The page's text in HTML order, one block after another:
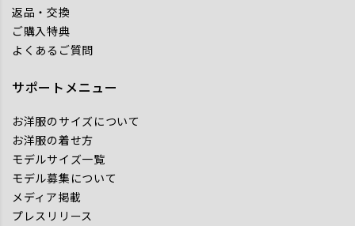
返品・交換
ご購入特典
よくあるご質問
サポートメニュー
お洋服のサイズについて
お洋服の着せ方
モデルサイズ一覧
モデル募集について
メディア掲載
プレスリリース